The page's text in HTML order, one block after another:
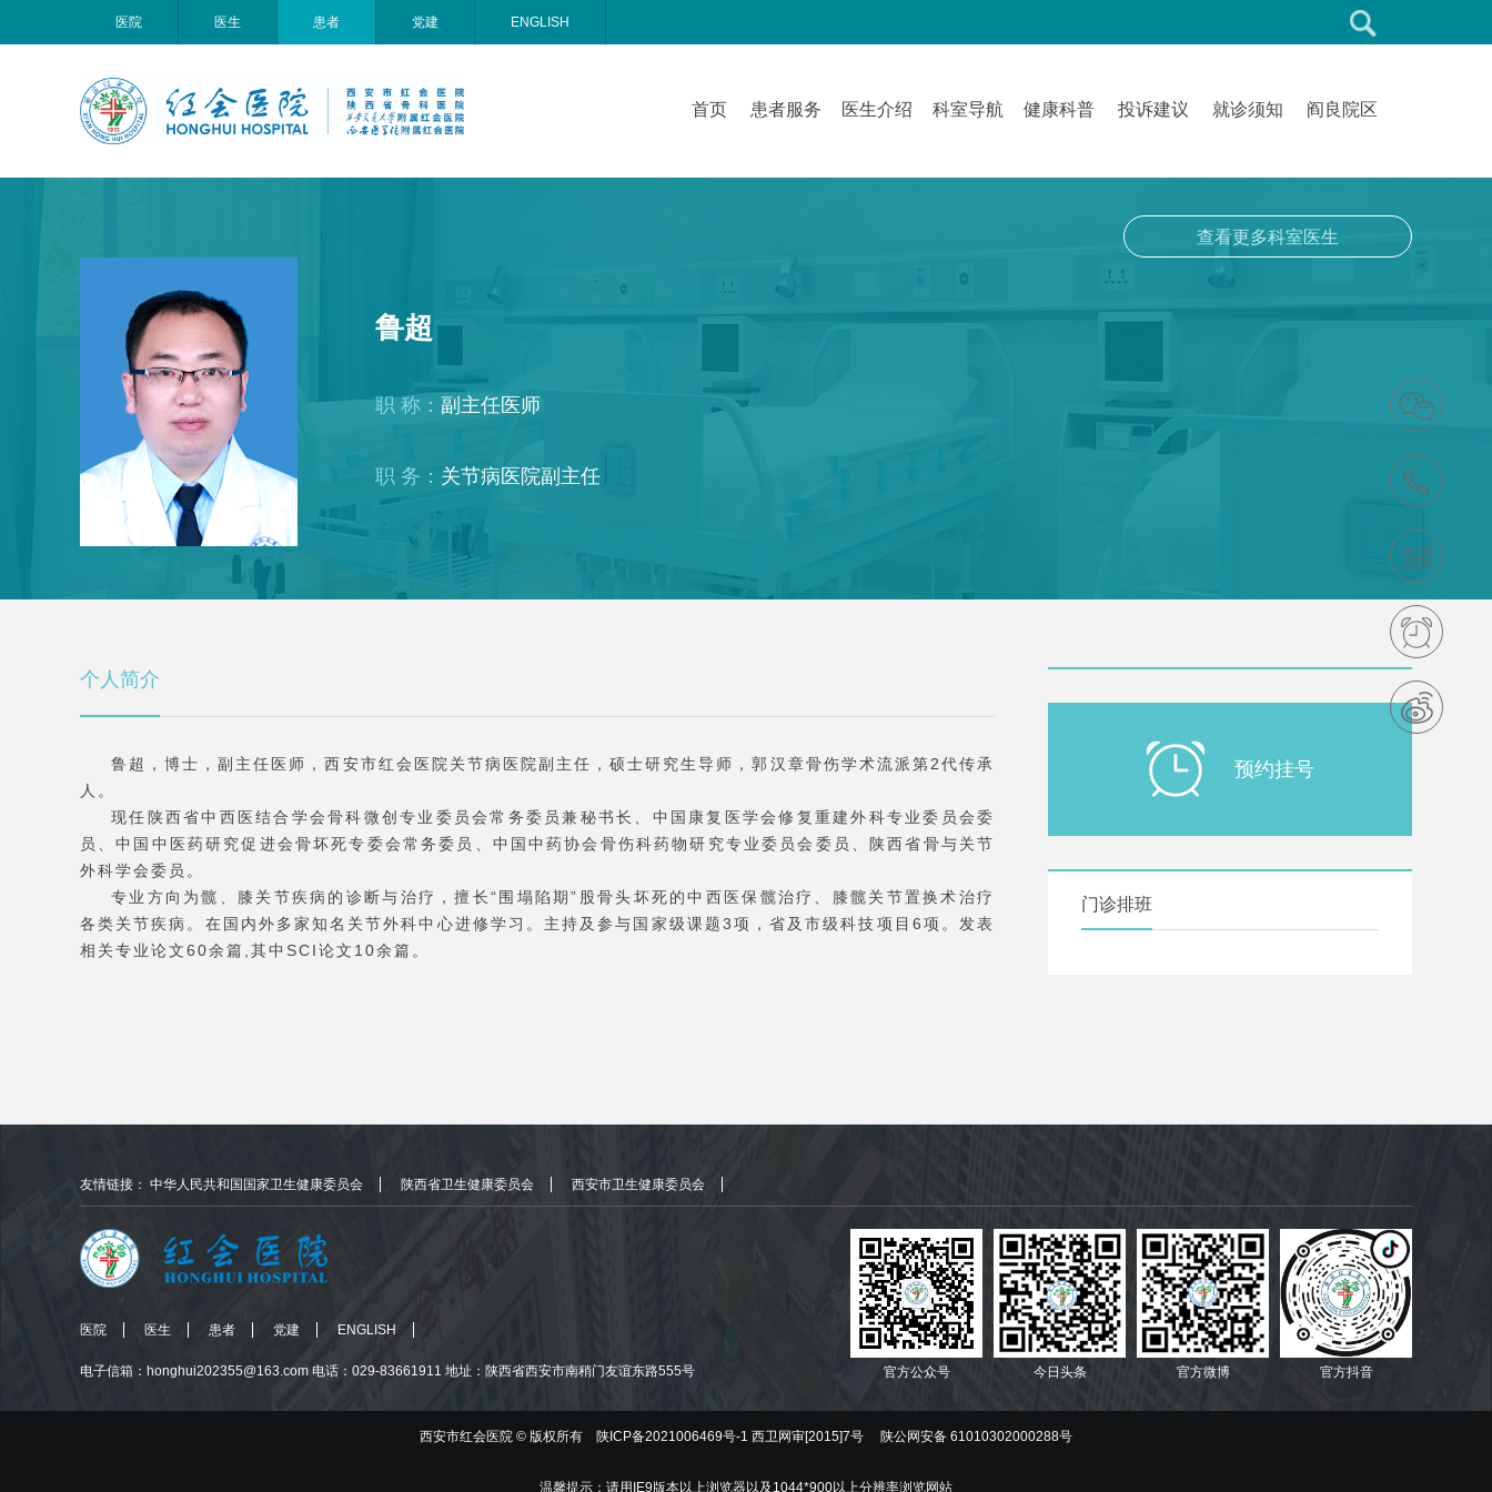
医院 医生 患者 党建 ENGLISH
首页 患者服务 医生介绍 科室导航 健康科普 投诉建议 就诊须知 阎良院区
查看更多科室医生
鲁超
职 称： 副主任医师
职 务： 关节病医院副主任
个人简介
鲁超，博士，副主任医师，西安市红会医院关节病医院副主任，硕士研究生导师，郭汉章骨伤学术流派第2代传承
人。
现任陕西省中西医结合学会骨科微创专业委员会常务委员兼秘书长、中国康复医学会修复重建外科专业委员会委
员、中国中医药研究促进会骨坏死专委会常务委员、中国中药协会骨伤科药物研究专业委员会委员、陕西省骨与关节
外科学会委员。
专业方向为髋、膝关节疾病的诊断与治疗，擅长“围塌陷期”股骨头坏死的中西医保髋治疗、膝髋关节置换术治疗
各类关节疾病。在国内外多家知名关节外科中心进修学习。主持及参与国家级课题3项，省及市级科技项目6项。发表
相关专业论文60余篇,其中SCI论文10余篇。
预约挂号
门诊排班
友情链接： 中华人民共和国国家卫生健康委员会 陕西省卫生健康委员会 西安市卫生健康委员会
医院 医生 患者 党建 ENGLISH
电子信箱：honghui202355@163.com 电话：029-83661911 地址：陕西省西安市南稍门友谊东路555号 官方抖音
官方微博
今日头条
官方公众号
西安市红会医院 © 版权所有 陕ICP备2021006469号-1 西卫网审[2015]7号 陕公网安备 61010302000288号
温馨提示：请用IE9版本以上浏览器以及1044*900以上分辨率浏览网站